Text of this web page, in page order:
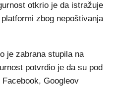
otkrio je da istražuje
zbog nepoštivanja
je zabrana stupila na
potvrdio je da su pod
Googleov